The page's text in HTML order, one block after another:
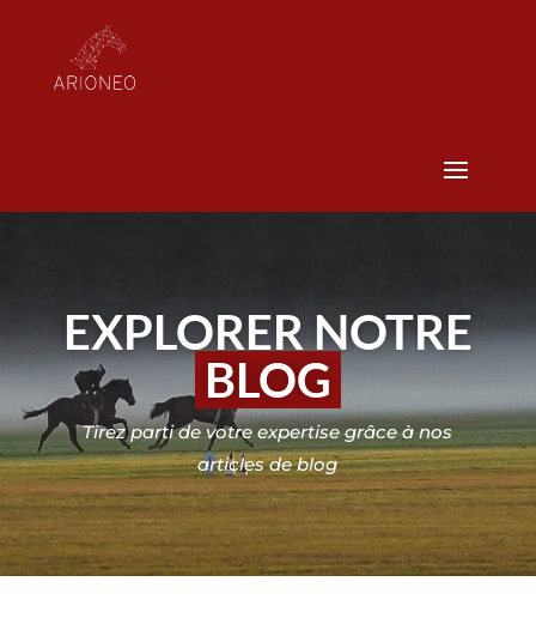
EXPLORER NOTRE
BLOG
Tirez parti de votre expertise grâce à nos
articles de blog